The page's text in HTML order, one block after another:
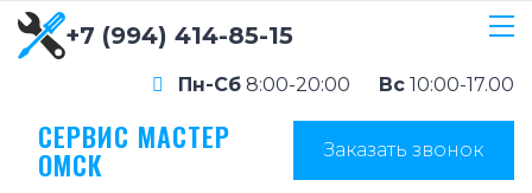
+7 (994) 414-85-15
Пн-Сб 8:00-20:00 Вс 10:00-17.00
СЕРВИС МАСТЕР
ОМСК Заказать звонок